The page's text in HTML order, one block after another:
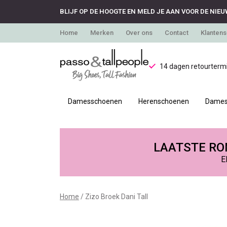
BLIJF OP DE HOOGTE EN MELD JE AAN VOOR DE
Home Merken Over ons Contact
14 dagen
Damesschoenen Herenschoenen
LAATSTE
Home Zizo Broek Dani Tall